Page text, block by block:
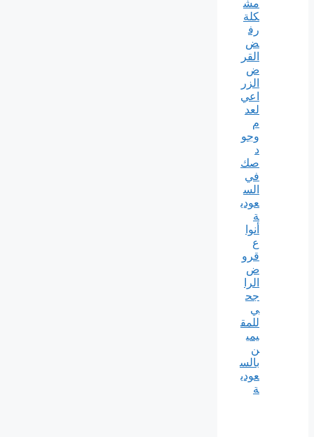
مش
كلة
رف
ض
القر
ض
الزر
اعي
لعد
م
وجو
د
صك
في
الس
عودي
ة
أنوا
ع
قرو
ض
الرا
جح
ي
للمق
يمي
ن
بالس
عودي
ة